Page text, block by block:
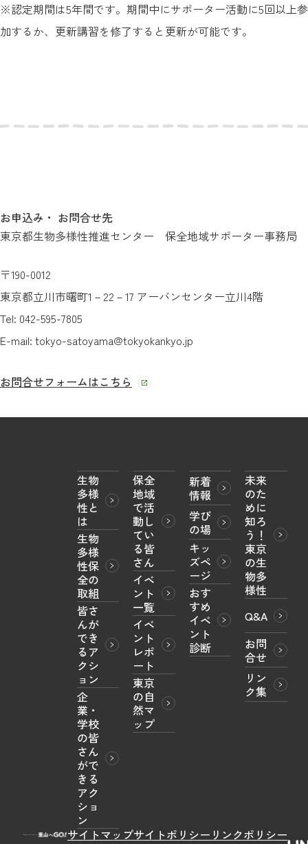
※認定期間は5年間です。期間中にサポーター活動に5回以上参
加するか、更新講習を修了すると更新が可能です。
お申込み・ お問合せ先
東京都生物多様性推進センター 保全地域サポーター事務局
〒190-0012
東京都立川市曙町1－22－17 アーバンセンター立川4階
Tel: 042-595-7805
E-mail: tokyo-satoyama@tokyokankyo.jp
お問合せフォームはこちら
生物
多様
性と
は
生物
多様
性保
全の
取組
皆さ
んが
でき
るア
クシ
ョン
企
業・
学校
の皆
さん
がで
きる
アク
ショ
ン
保全
地域
で活
動し
てい
る皆
さん
イベ
ント
一覧
イベ
ント
レポ
ート
東京
の自
然マ
ップ
新着
情報
学び
の場
キッ
ズペ
ージ
おす
すめ
イベ
ント
診断
未来
のた
めに
知ろ
う！
東京
の生
物多
様性
Q&A
お問
合せ
リン
ク集
サイトマップサイトポリシー リンクポリシー